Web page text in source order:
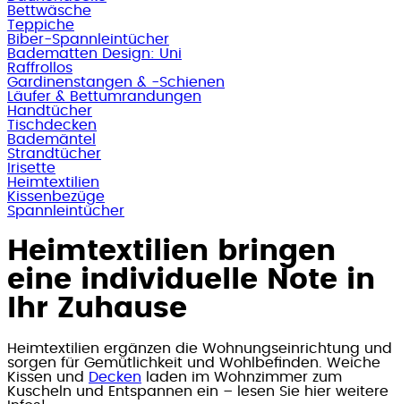
Bettwäsche
Teppiche
Biber-Spannleintücher
Badematten Design: Uni
Raffrollos
Gardinenstangen & -Schienen
Läufer & Bettumrandungen
Handtücher
Tischdecken
Bademäntel
Strandtücher
Irisette
Heimtextilien
Kissenbezüge
Spannleintücher
Heimtextilien bringen
eine individuelle Note in
Ihr Zuhause
Heimtextilien ergänzen die Wohnungseinrichtung und
sorgen für Gemütlichkeit und Wohlbefinden. Weiche
Kissen und
Decken laden im Wohnzimmer zum
Kuscheln und Entspannen ein – lesen Sie hier weitere